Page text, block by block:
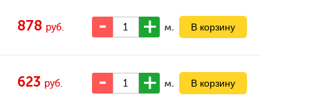
878 руб. м.
623 руб. м.